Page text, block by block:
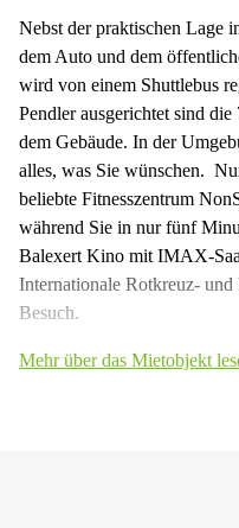
Nebst der praktischen Lage
dem Auto und dem
wird von einem Shuttlebus
Pendler ausgerichtet sind
dem Gebäude. In der
alles, was Sie wünschen.
beliebte Fitnesszentrum
während Sie in nur fünf
Balexert Kino mit IMAX-
Internationale Rotkreuz-
Besuch.
Mehr über das Mietobjekt